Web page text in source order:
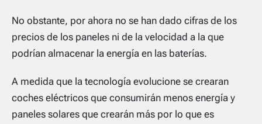
No obstante, por ahora no se han dado cifras de los
precios de los paneles ni de la velocidad a la que
podrían almacenar la energía en las baterías.
A medida que la tecnología evolucione se crearan
coches eléctricos que consumirán menos energía y
paneles solares que crearán más por lo que es